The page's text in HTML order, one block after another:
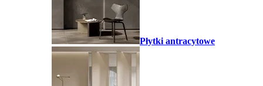
Płytki antracytowe